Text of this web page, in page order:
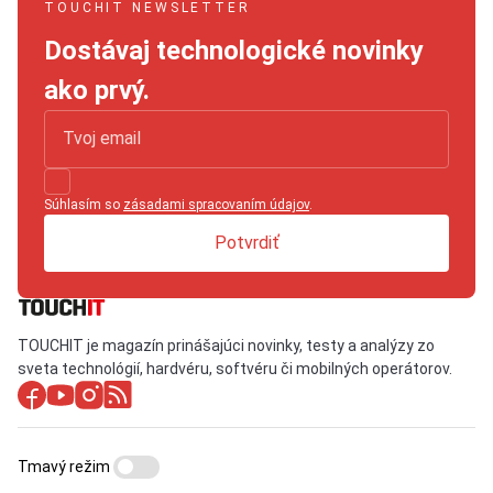
TOUCHIT NEWSLETTER
Dostávaj technologické novinky
ako prvý.
Súhlasím so zásadami spracovaním údajov.
Potvrdiť
TOUCHIT je magazín prinášajúci novinky, testy a analýzy zo
sveta technológií, hardvéru, softvéru či mobilných operátorov.
Tmavý režim